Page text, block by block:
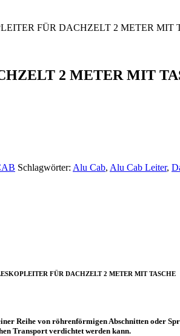
FÜR DACHZELT 2 METER MIT
2 METER MIT
Schlagwörter: Alu Cab, Alu Cab Leiter,
FÜR DACHZELT 2 METER MIT TASCHE
Reihe von röhrenförmigen Abschnitten oder
Transport verdichtet werden kann.